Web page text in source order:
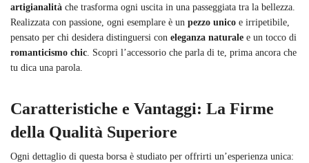
artigianalità che trasforma ogni uscita in una passeggiata tra la bellezza.
Realizzata con passione, ogni esemplare è un pezzo unico e irripetibile,
pensato per chi desidera distinguersi con eleganza naturale e un tocco di
romanticismo chic. Scopri l’accessorio che parla di te, prima ancora che
tu dica una parola.
Caratteristiche e Vantaggi: La Firme
della Qualità Superiore
Ogni dettaglio di questa borsa è studiato per offrirti un’esperienza unica: